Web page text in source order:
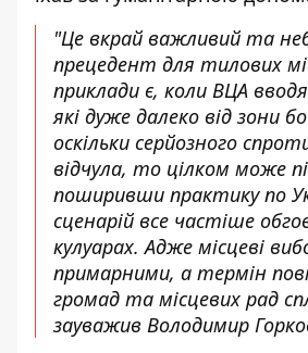
"Це вкрай важливий та
прецедент для тилових
приклади є, коли ВЦА
які дуже далеко від зони
оскільки серйозного
відчула, то цілком може
поширивши практику по
сценарій все частіше
кулуарах. Адже місцеві
примарними, а термін
громад та місцевих рад
зауважив Володимир